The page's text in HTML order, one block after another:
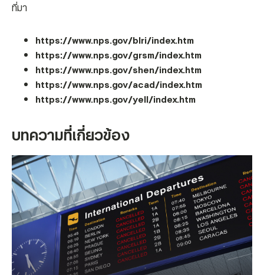
ที่มา
https://www.nps.gov/blri/index.htm
https://www.nps.gov/grsm/index.htm
https://www.nps.gov/shen/index.htm
https://www.nps.gov/acad/index.htm
https://www.nps.gov/yell/index.htm
บทความที่เกี่ยวข้อง